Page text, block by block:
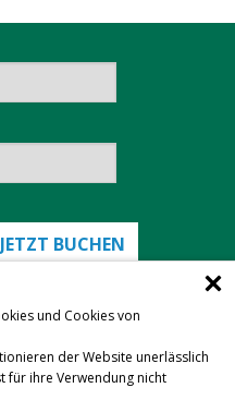
und Cookies von
der Website unerlässlich
für ihre Verwendung nicht
JETZT BUCHEN
Freunde